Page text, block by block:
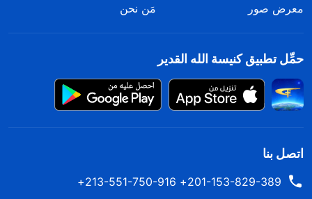
معرض صور
مَن نحن
حمِّل تطبيق كنيسة الله القدير
اتصل بنا
201-153-829-389+ 213-551-750-916+